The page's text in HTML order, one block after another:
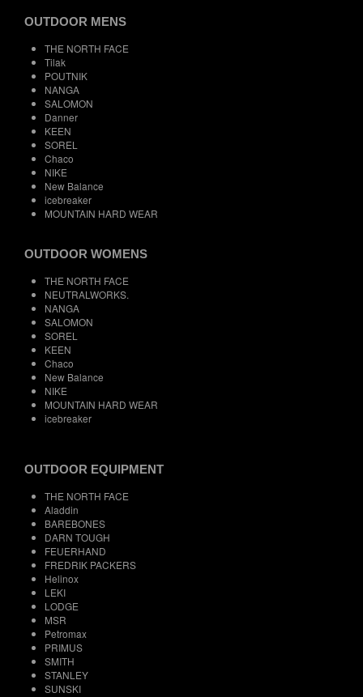
OUTDOOR MENS
THE NORTH FACE
Tilak
POUTNIK
NANGA
SALOMON
Danner
KEEN
SOREL
Chaco
NIKE
New Balance
icebreaker
MOUNTAIN HARD WEAR
OUTDOOR WOMENS
THE NORTH FACE
NEUTRALWORKS.
NANGA
SALOMON
SOREL
KEEN
Chaco
New Balance
NIKE
MOUNTAIN HARD WEAR
icebreaker
OUTDOOR EQUIPMENT
THE NORTH FACE
Aladdin
BAREBONES
DARN TOUGH
FEUERHAND
FREDRIK PACKERS
Helinox
LEKI
LODGE
MSR
Petromax
PRIMUS
SMITH
STANLEY
SUNSKI